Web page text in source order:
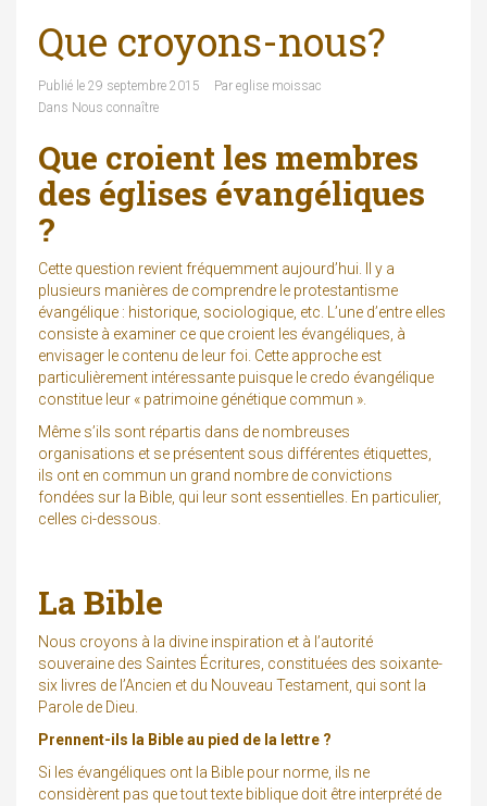
Que croyons-nous?
Publié le 29 septembre 2015 Par eglise moissac
Dans Nous connaître
Que croient les membres
des églises évangéliques
?
Cette question revient fréquemment aujourd’hui. Il y a
plusieurs manières de comprendre le protestantisme
évangélique : historique, sociologique, etc. L’une d’entre elles
consiste à examiner ce que croient les évangéliques, à
envisager le contenu de leur foi. Cette approche est
particulièrement intéressante puisque le credo évangélique
constitue leur « patrimoine génétique commun ».
Même s’ils sont répartis dans de nombreuses
organisations et se présentent sous différentes étiquettes,
ils ont en commun un grand nombre de convictions
fondées sur la Bible, qui leur sont essentielles. En particulier,
celles ci-dessous.
La Bible
Nous croyons à la divine inspiration et à l’autorité
souveraine des Saintes Écritures, constituées des soixante-
six livres de l’Ancien et du Nouveau Testament, qui sont la
Parole de Dieu.
Prennent-ils la Bible au pied de la lettre ?
Si les évangéliques ont la Bible pour norme, ils ne
considèrent pas que tout texte biblique doit être interprété de